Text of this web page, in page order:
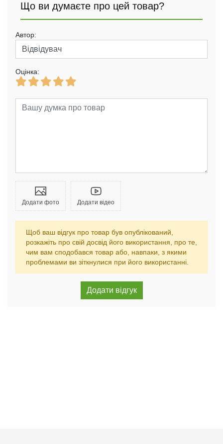
Що ви думаєте про цей товар?
Автор:
Оцінка:
Додати фото Додати відео
Щоб ваш відгук про товар був опублікований,
розкажіть про свій досвід його використання, про те,
чим вам сподобався товар або, навпаки, з якими
проблемами ви зіткнулися при його використанні.